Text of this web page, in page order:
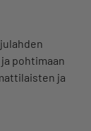
pohtimaan
ja